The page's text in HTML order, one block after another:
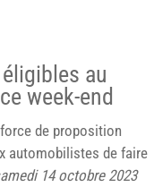
au
week-end
de proposition
automobilistes de faire
14 octobre 2023